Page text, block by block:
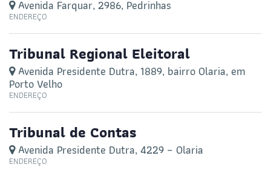
Avenida Farquar, 2986, Pedrinhas
ENDEREÇO
Tribunal Regional Eleitoral
Avenida Presidente Dutra, 1889, bairro Olaria, em
Porto Velho
ENDEREÇO
Tribunal de Contas
Avenida Presidente Dutra, 4229 – Olaria
ENDEREÇO